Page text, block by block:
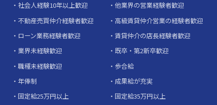
社会人経験10年以上歓迎
他業界の営業経験者歓迎
不動産売買仲介経験者歓迎
高級賃貸仲介営業の経験者歓迎
ローン業務経験者歓迎
賃貸仲介の店長経験者歓迎
業界未経験歓迎
既卒・第2新卒歓迎
職種未経験歓迎
歩合給
年俸制
成果給が充実
固定給25万円以上
固定給35万円以上